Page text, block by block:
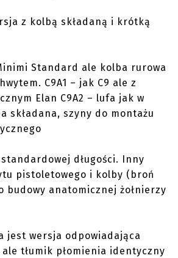
z kolbą składaną i krótką
Standard ale kolba rurowa
C9A1 – jak C9 ale z
Elan C9A2 – lufa jak w
składana, szyny do montażu
standardowej długości. Inny
pistoletowego i kolby (broń
budowy anatomicznej żołnierzy
jest wersja odpowiadająca
tłumik płomienia identyczny